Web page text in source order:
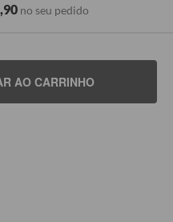
no seu pedido
AO CARRINHO